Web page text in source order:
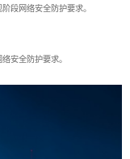
段网络安全防护要求。
安全防护要求。